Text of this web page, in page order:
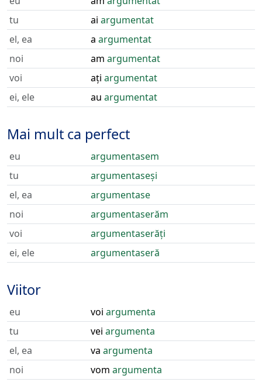
tu
ai argumentat
el, ea
a argumentat
noi
am argumentat
voi
ați argumentat
ei, ele
au argumentat
Mai mult ca perfect
eu
argumentasem
tu
argumentaseși
el, ea
argumentase
noi
argumentaserăm
voi
argumentaserăți
ei, ele
argumentaseră
Viitor
eu voi argumenta
tu
vei argumenta
el, ea
va argumenta
noi
vom argumenta